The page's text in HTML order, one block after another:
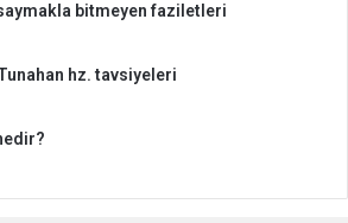
bitmeyen faziletleri
hz. tavsiyeleri